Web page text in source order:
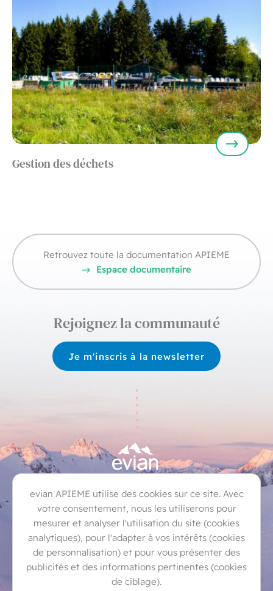
Gestion des déchets
Retrouvez toute la documentation APIEME
Espace documentaire
Rejoignez la communauté
Je m'inscris à la newsletter
Féternes
Larringes Lugrin
Marin
Maxilly-sur-Léman
Neuvecelle
Publier
Saint-Paul-en-Chablais
Thollon-les-Mémises
Vinzier
evian APIEME utilise des cookies sur ce site. Avec
votre consentement, nous les utiliserons pour
mesurer et analyser l'utilisation du site (cookies
analytiques), pour l'adapter à vos intérêts (cookies
de personnalisation) et pour vous présenter des
publicités et des informations pertinentes (cookies
de ciblage).